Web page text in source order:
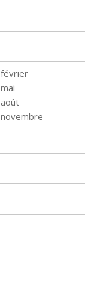
février
mai
août
novembre